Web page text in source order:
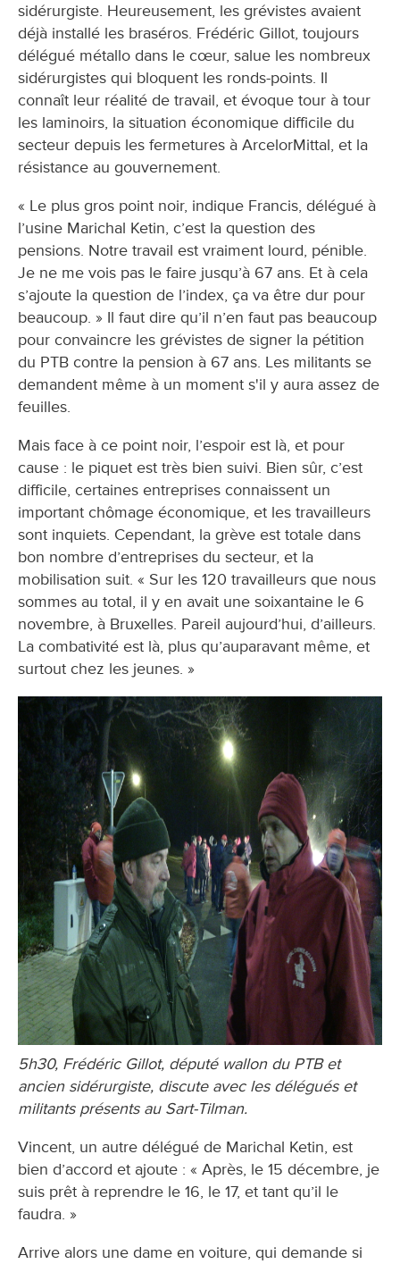
sidérurgiste. Heureusement, les grévistes avaient
déjà installé les braséros. Frédéric Gillot, toujours
délégué métallo dans le cœur, salue les nombreux
sidérurgistes qui bloquent les ronds-points. Il
connaît leur réalité de travail, et évoque tour à tour
les laminoirs, la situation économique difficile du
secteur depuis les fermetures à ArcelorMittal, et la
résistance au gouvernement.
« Le plus gros point noir, indique Francis, délégué à
l’usine Marichal Ketin, c’est la question des
pensions. Notre travail est vraiment lourd, pénible.
Je ne me vois pas le faire jusqu’à 67 ans. Et à cela
s’ajoute la question de l’index, ça va être dur pour
beaucoup. » Il faut dire qu’il n’en faut pas beaucoup
pour convaincre les grévistes de signer la pétition
du PTB contre la pension à 67 ans. Les militants se
demandent même à un moment s'il y aura assez de
feuilles.
Mais face à ce point noir, l’espoir est là, et pour
cause : le piquet est très bien suivi. Bien sûr, c’est
difficile, certaines entreprises connaissent un
important chômage économique, et les travailleurs
sont inquiets. Cependant, la grève est totale dans
bon nombre d’entreprises du secteur, et la
mobilisation suit. « Sur les 120 travailleurs que nous
sommes au total, il y en avait une soixantaine le 6
novembre, à Bruxelles. Pareil aujourd’hui, d’ailleurs.
La combativité est là, plus qu’auparavant même, et
surtout chez les jeunes. »
5h30, Frédéric Gillot, député wallon du PTB et
ancien sidérurgiste, discute avec les délégués et
militants présents au Sart-Tilman.
Vincent, un autre délégué de Marichal Ketin, est
bien d’accord et ajoute : « Après, le 15 décembre, je
suis prêt à reprendre le 16, le 17, et tant qu’il le
faudra. »
Arrive alors une dame en voiture, qui demande si